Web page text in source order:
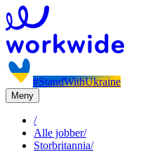
#StandWithUkraine
Meny
/
Alle jobber/
Storbritannia/